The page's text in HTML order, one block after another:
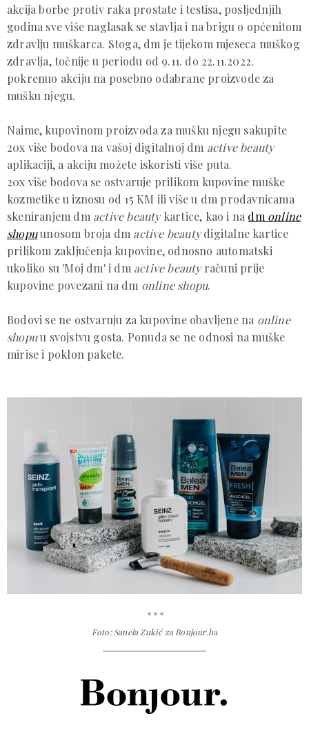
akcija borbe protiv raka prostate i testisa, posljednjih
godina sve više naglasak se stavlja i na brigu o općenitom
zdravlju muškarca. Stoga, dm je tijekom mjeseca muškog
zdravlja, točnije u periodu od 9.11. do 22.11.2022.
pokrenuo akciju na posebno odabrane proizvode za
mušku njegu.
Naime, kupovinom proizvoda za mušku njegu sakupite
20x više bodova na vašoj digitalnoj dm active beauty
aplikaciji, a akciju možete iskoristi više puta.
20x više bodova se ostvaruje prilikom kupovine muške
kozmetike u iznosu od 15 KM ili više u dm prodavnicama
skeniranjem dm active beautykartice, kao i na dm online
shopuunosom broja dm active beautydigitalne kartice
prilikom zaključenja kupovine, odnosno automatski
ukoliko su 'Moj dm' i dm active beautyračuni prije
kupovine povezani na dm online shopu.
Bodovi se ne ostvaruju za kupovine obavljene na online
shopuu svojstvu gosta. Ponuda se ne odnosi na muške
mirise i poklon pakete.
* * *
Foto: Sanela Zukić za Bonjour.ba